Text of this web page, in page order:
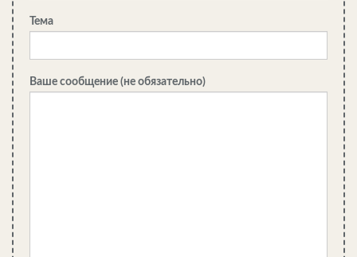
Тема
Ваше сообщение (не обязательно)